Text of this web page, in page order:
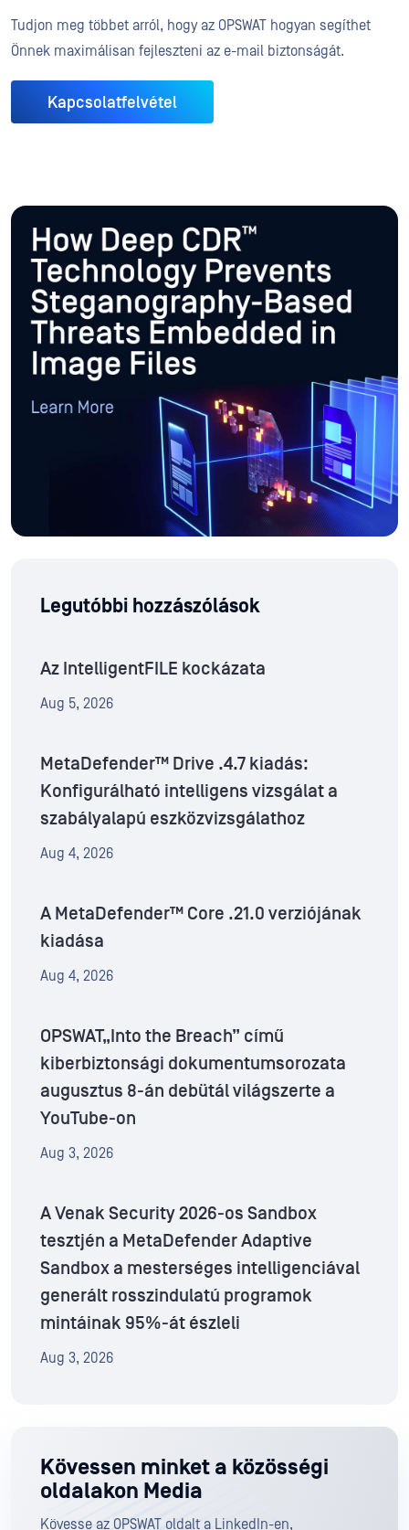
Tudjon meg többet arról, hogy az OPSWAT hogyan segíthet
Önnek maximálisan fejleszteni az e-mail biztonságát.
Kapcsolatfelvétel
Legutóbbi hozzászólások
Az IntelligentFILE kockázata
Aug 5, 2026
MetaDefender™ Drive .4.7 kiadás:
Konfigurálható intelligens vizsgálat a
szabályalapú eszközvizsgálathoz
Aug 4, 2026
A MetaDefender™ Core .21.0 verziójának
kiadása
Aug 4, 2026
OPSWAT„Into the Breach” című
kiberbiztonsági dokumentumsorozata
augusztus 8-án debütál világszerte a
YouTube-on
Aug 3, 2026
A Venak Security 2026-os Sandbox
tesztjén a MetaDefender Adaptive
Sandbox a mesterséges intelligenciával
generált rosszindulatú programok
mintáinak 95%-át észleli
Aug 3, 2026
Kövessen minket a közösségi
oldalakon Media
Kövesse az OPSWAT oldalt a LinkedIn-en,